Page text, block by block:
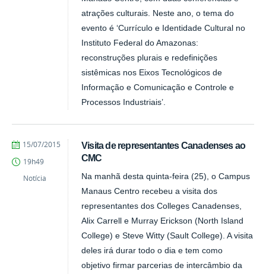
atrações culturais. Neste ano, o tema do
evento é ‘Currículo e Identidade Cultural no
Instituto Federal do Amazonas:
reconstruções plurais e redefinições
sistêmicas nos Eixos Tecnológicos de
Informação e Comunicação e Controle e
Processos Industriais’.
Visita de representantes Canadenses ao
CMC
Na manhã desta quinta-feira (25), o Campus
Manaus Centro recebeu a visita dos
representantes dos Colleges Canadenses,
Alix Carrell e Murray Erickson (North Island
College) e Steve Witty (Sault College). A visita
deles irá durar todo o dia e tem como
objetivo firmar parcerias de intercâmbio da
by
Costa
Published
15/07/2015
19h49
Notícia